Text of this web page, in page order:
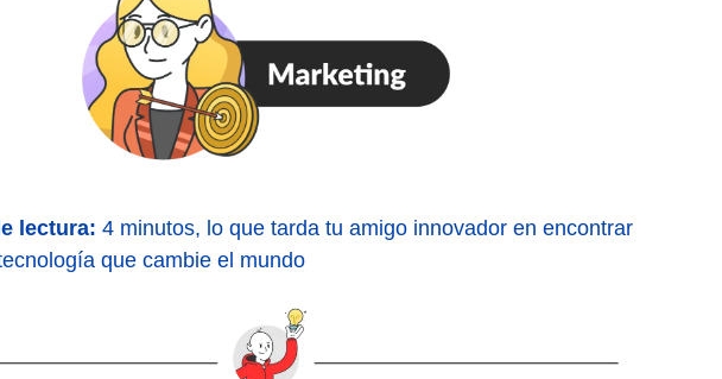
lectura: 4 minutos, lo que tarda tu amigo innovador en encontrar
que cambie el mundo